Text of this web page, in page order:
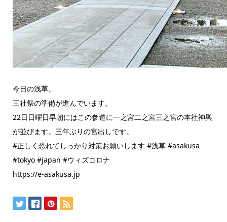
今日の浅草。
三社祭の準備が進んでいます。
22日日曜日早朝にはこの参道に一之宮二之宮三之宮の本社神輿
が並びます。三年ぶりの宮出しです。
#正しく恐れてしっかり対策お願いします #浅草 #asakusa
#tokyo #japan #ウィズコロナ
https://e-asakusa.jp